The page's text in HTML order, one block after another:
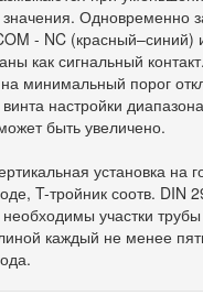
значения. Одновременно
- NC (красный–синий)
как сигнальный
минимальный порог
настройки
быть увеличено.
установка на
T-тройник соотв. DIN
необходимы участки
каждый не менее